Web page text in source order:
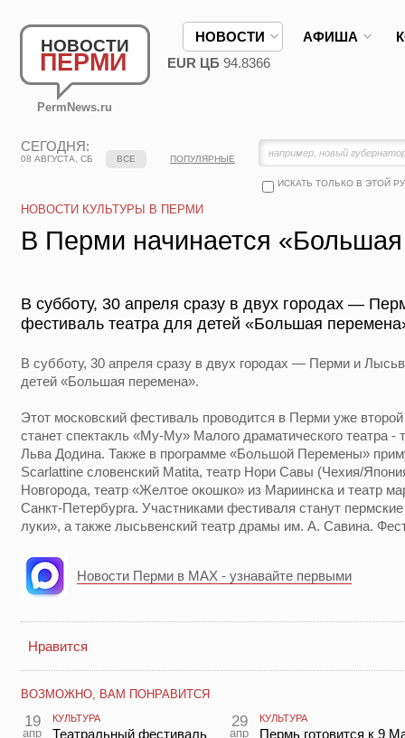
НОВОСТИ
ПЕРМИ
PermNews.ru
НОВОСТИ АФИША
EUR ЦБ 94.8366
СЕГОДНЯ:
08 АВГУСТА, СБ
ИСКАТЬ ТОЛЬКО В ЭТОЙ
ВСЕ ПОПУЛЯРНЫЕ
НОВОСТИ КУЛЬТУРЫ В ПЕРМИ
В Перми начинается
В субботу, 30 апреля сразу в двух городах —
фестиваль театра для детей «Большая
В субботу, 30 апреля сразу в двух городах — Перми и
детей «Большая перемена».
Этот московский фестиваль проводится в Перми уже
станет спектакль «Му-Му» Малого драматического театра -
Льва Додина. Также в программе «Большой Перемены»
Scarlattine словенский Matita, театр Нори Савы (Чехия/
Новгорода, театр «Желтое окошко» из Мариинска и театр
Санкт-Петербурга. Участниками фестиваля станут
луки», а также лысьвенский театр драмы им. А. Савина.
Новости Перми в MAX - узнавайте первыми
Нравится
ВОЗМОЖНО, ВАМ ПОНРАВИТСЯ
19
апр
КУЛЬТУРА
Театральный фестиваль
29
апр
КУЛЬТУРА
Пермь готовится к 9